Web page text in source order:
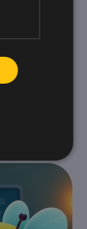
없이는
어떻게 응
한 예입니